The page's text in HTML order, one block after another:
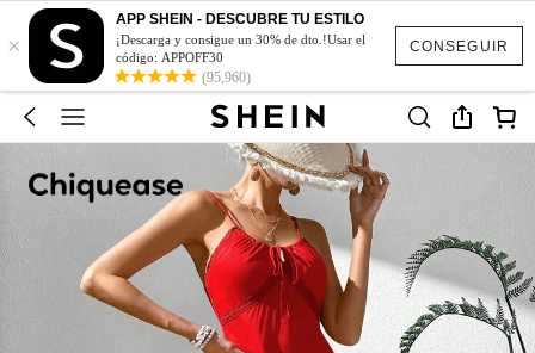
CONSEGUIR
×
APP SHEIN - DESCUBRE TU ESTILO
¡Descarga y consigue un 30% de dto.!Usar el
código: APPOFF30
(95,960)